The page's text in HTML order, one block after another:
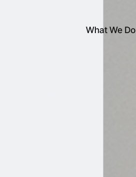
What We Do